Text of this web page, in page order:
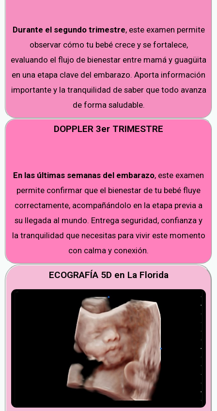
Durante el segundo trimestre, este examen permite
observar cómo tu bebé crece y se fortalece,
evaluando el flujo de bienestar entre mamá y guagüita
en una etapa clave del embarazo. Aporta información
importante y la tranquilidad de saber que todo avanza
de forma saludable.
DOPPLER 3er TRIMESTRE
En las últimas semanas del embarazo, este examen
permite confirmar que el bienestar de tu bebé fluye
correctamente, acompañándolo en la etapa previa a
su llegada al mundo. Entrega seguridad, confianza y
la tranquilidad que necesitas para vivir este momento
con calma y conexión.
ECOGRAFÍA 5D en La Florida